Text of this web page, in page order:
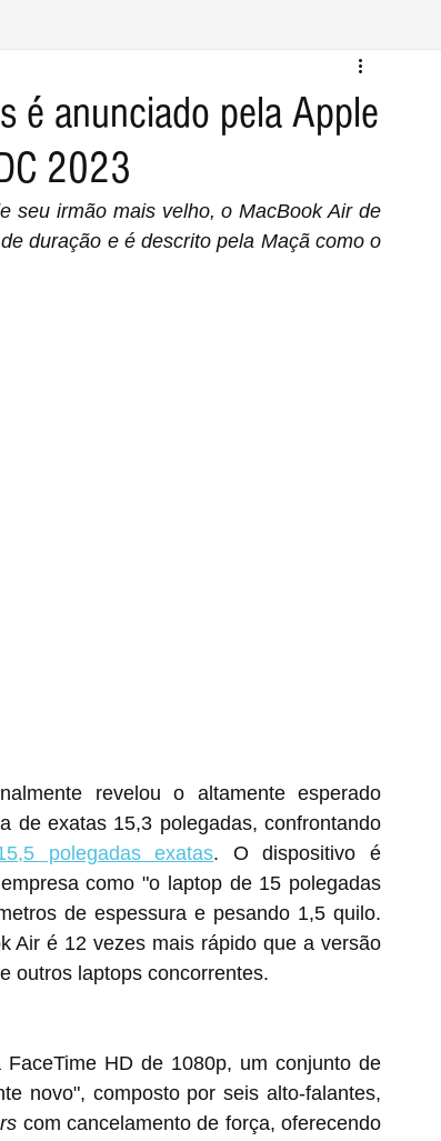
é anunciado pela Apple
2023
seu irmão mais velho, o MacBook Air de
duração e é descrito pela Maçã como o
revelou o altamente esperado
de exatas 15,3 polegadas, confrontando
polegadas exatas. O dispositivo é
como "o laptop de 15 polegadas
de espessura e pesando 1,5 quilo.
Air é 12 vezes mais rápido que a versão
outros laptops concorrentes.
HD de 1080p, um conjunto de
novo", composto por seis alto-falantes,
com cancelamento de força, oferecendo